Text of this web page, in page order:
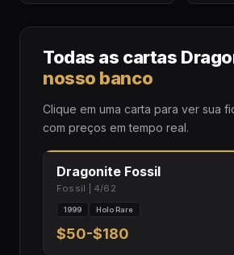
Todas as cartas
nosso banco
Clique em uma carta para ver sua
com preços em tempo real.
Dragonite Fossil
Fossil | 4/62
1999 Holo Rare
$50-$180